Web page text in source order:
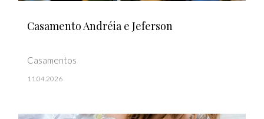
Casamento Andréia e Jeferson
Casamentos
11.04.2026